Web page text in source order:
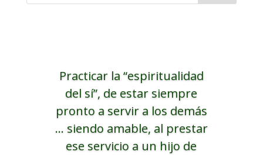
Practicar la “espiritualidad
del sí”, de estar siempre
pronto a servir a los demás
... siendo amable, al prestar
ese servicio a un hijo de